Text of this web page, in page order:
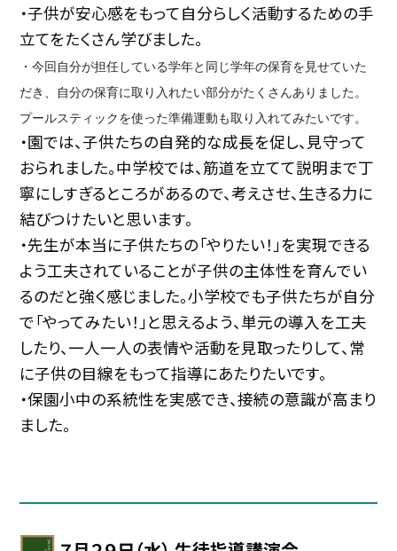
・子供が安心感をもって自分らしく活動するための手
立てをたくさん学びました。
・今回自分が担任している学年と同じ学年の保育を見せていた
だき、自分の保育に取り入れたい部分がたくさんありました。
プールスティックを使った準備運動も取り入れてみたいです。
・園では、子供たちの自発的な成長を促し、見守って
おられました。中学校では、筋道を立てて説明まで丁
寧にしすぎるところがあるので、考えさせ、生きる力に
結びつけたいと思います。
・先生が本当に子供たちの「やりたい！」を実現できる
よう工夫されていることが子供の主体性を育んでい
るのだと強く感じました。小学校でも子供たちが自分
で「やってみたい！」と思えるよう、単元の導入を工夫
したり、一人一人の表情や活動を見取ったりして、常
に子供の目線をもって指導にあたりたいです。
・保園小中の系統性を実感でき、接続の意識が高まり
ました。